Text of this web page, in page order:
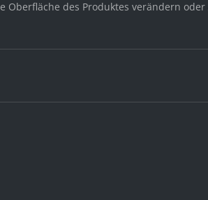
des Produktes verändern